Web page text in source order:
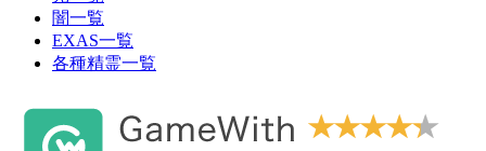
闇一覧
EXAS一覧
各種精霊一覧